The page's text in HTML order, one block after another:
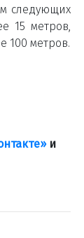
следующих
15 метров,
100 метров.
и